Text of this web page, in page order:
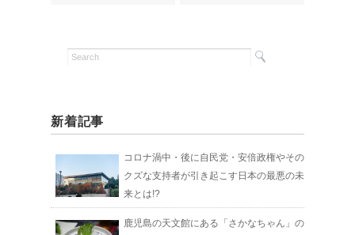
新着記事
コロナ渦中・後に自民党・安倍政権やその
クズな支持者が引き起こす日本の最悪の未
来とは!?
鹿児島の天文館にある「さかなちゃん」の